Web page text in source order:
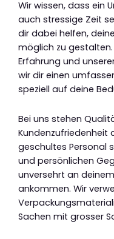
Wir wissen, dass ein
auch stressige Zeit
dir dabei helfen,
möglich zu
Erfahrung und
wir dir einen
speziell auf deine
Bei uns stehen
Kundenzufriedenheit
geschultes Personal
und persönlichen
unversehrt an
ankommen. Wir
Sachen mit grosser